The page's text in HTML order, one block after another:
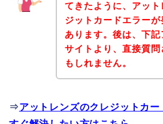
てきたように、アッ
ジットカードエラー
あります。後は、下
サイトより、直接質
もしれません。
⇒アットレンズのクレジットカ